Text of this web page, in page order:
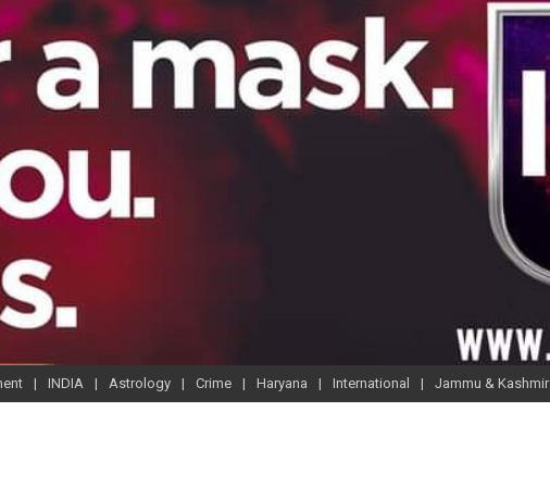
INDIA Astrology Crime Haryana International Jammu & Kashmir